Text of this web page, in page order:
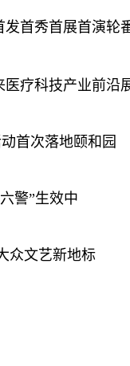
首秀首展首演轮
疗科技产业前沿
首次落地颐和园
警”生效中
众文艺新地标